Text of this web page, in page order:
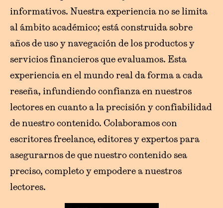
informativos. Nuestra experiencia no se limita
al ámbito académico; está construida sobre
años de uso y navegación de los productos y
servicios financieros que evaluamos. Esta
experiencia en el mundo real da forma a cada
reseña, infundiendo confianza en nuestros
lectores en cuanto a la precisión y confiabilidad
de nuestro contenido. Colaboramos con
escritores freelance, editores y expertos para
asegurarnos de que nuestro contenido sea
preciso, completo y empodere a nuestros
lectores.